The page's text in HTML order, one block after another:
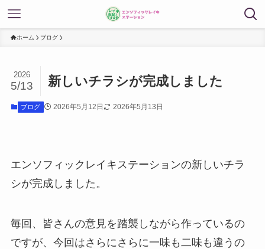
ホーム ブログ
新しいチラシが完成しました
2026
5/13
ブログ 2026年5月12日 2026年5月13日
エンソフィックレイキステーションの新しいチラ
シが完成しました。
毎回、皆さんの意見を踏襲しながら作っているの
ですが、今回はさらにさらに一味も二味も違うの